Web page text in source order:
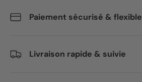
Paiement sécurisé & flexible
Livraison rapide & suivie